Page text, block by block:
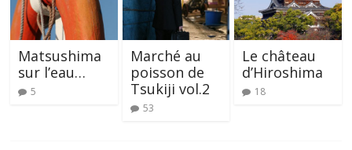
Matsushima
sur l’eau…
5
Marché au
poisson de
Tsukiji vol.2
53
Le château
d’Hiroshima
18